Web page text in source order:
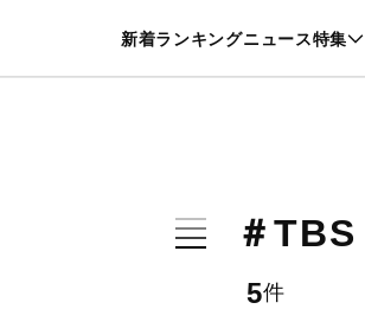
新着ランキングニュース特集
暮らし スポーツ ヘルスケア
＃TBS
5件